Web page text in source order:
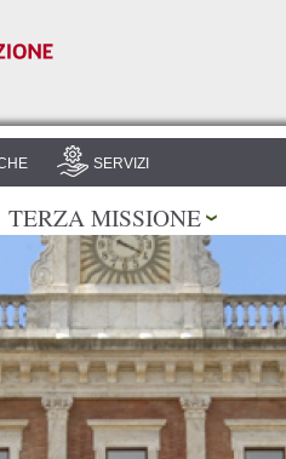
SERVIZI
TERZA MISSIONE